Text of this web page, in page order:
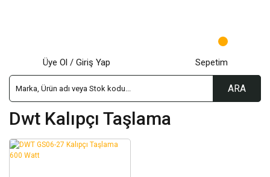
ARA
Üye Ol / Giriş Yap Sepetim
Dwt Kalıpçı Taşlama